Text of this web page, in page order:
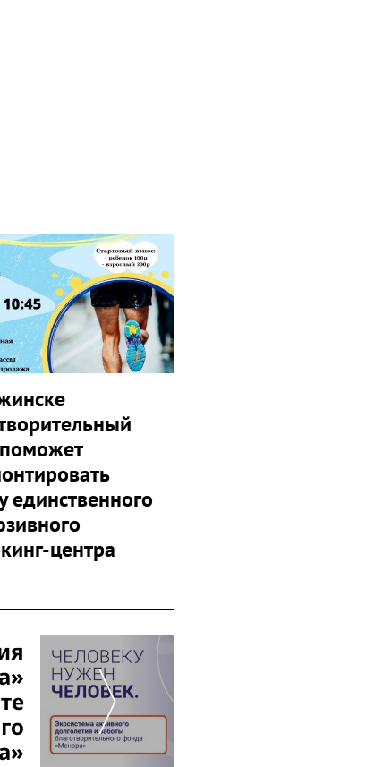
единственного
центра